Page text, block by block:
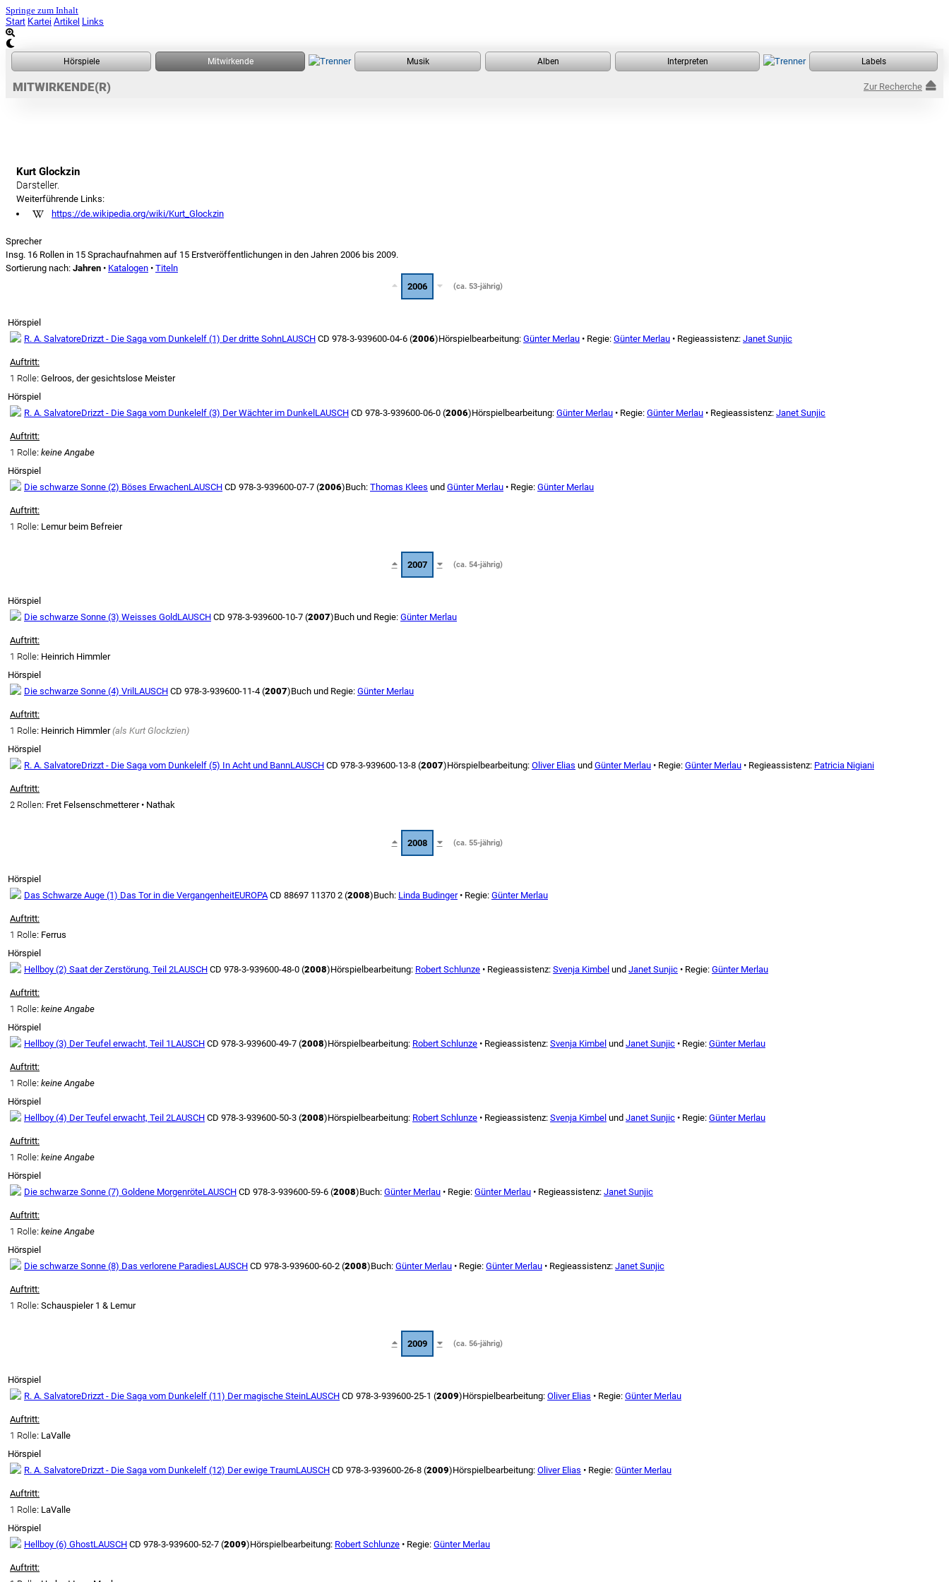
Springe zum Inhalt
Start Kartei Artikel Links
MITWIRKENDE(R) Zur Recherche
Kurt Glockzin
Darsteller.
Weiterführende Links:
https://de.wikipedia.org/wiki/Kurt_Glockzin
Sprecher
Insg. 16 Rollen in 15 Sprachaufnahmen auf 15 Erstveröffentlichungen in den Jahren 2006 bis 2009.
Sortierung nach: Jahren • Katalogen • Titeln
2006
(ca. 53-jährig)
Hörspiel
R. A. SalvatoreDrizzt - Die Saga vom Dunkelelf (1) Der dritte SohnLAUSCH CD 978-3-939600-04-6 (2006)Hörspielbearbeitung: Günter Merlau • Regie: Günter Merlau • Regieassistenz: Janet Sunjic
Auftritt:
1 Rolle: Gelroos, der gesichtslose Meister
Hörspiel
R. A. SalvatoreDrizzt - Die Saga vom Dunkelelf (3) Der Wächter im DunkelLAUSCH CD 978-3-939600-06-0 (2006)Hörspielbearbeitung: Günter Merlau • Regie: Günter Merlau • Regieassistenz: Janet Sunjic
Auftritt:
1 Rolle: keine Angabe
Hörspiel
Die schwarze Sonne (2) Böses ErwachenLAUSCH CD 978-3-939600-07-7 (2006)Buch: Thomas Klees und Günter Merlau • Regie: Günter Merlau
Auftritt:
1 Rolle: Lemur beim Befreier
2007 (ca. 54-jährig)
Hörspiel
Die schwarze Sonne (3) Weisses GoldLAUSCH CD 978-3-939600-10-7 (2007)Buch und Regie: Günter Merlau
Auftritt:
1 Rolle: Heinrich Himmler
Hörspiel
Die schwarze Sonne (4) VrilLAUSCH CD 978-3-939600-11-4 (2007)Buch und Regie: Günter Merlau
Auftritt:
1 Rolle: Heinrich Himmler(als Kurt Glockzien)
Hörspiel
R. A. SalvatoreDrizzt - Die Saga vom Dunkelelf (5) In Acht und BannLAUSCH CD 978-3-939600-13-8 (2007)Hörspielbearbeitung: Oliver Elias und Günter Merlau • Regie: Günter Merlau • Regieassistenz: Patricia Nigiani
Auftritt:
2 Rollen: Fret Felsenschmetterer • Nathak
2008 (ca. 55-jährig)
Hörspiel
Das Schwarze Auge (1) Das Tor in die VergangenheitEUROPA CD 88697 11370 2 (2008)Buch: Linda Budinger• Regie: Günter Merlau
Auftritt:
1 Rolle: Ferrus
Hörspiel
Hellboy (2) Saat der Zerstörung, Teil 2LAUSCH CD 978-3-939600-48-0 (2008)Hörspielbearbeitung: Robert Schlunze • Regieassistenz: Svenja Kimbel und Janet Sunjic • Regie: Günter Merlau
Auftritt:
1 Rolle: keine Angabe
Hörspiel
Hellboy (3) Der Teufel erwacht, Teil 1 LAUSCH CD 978-3-939600-49-7 (2008)Hörspielbearbeitung: Robert Schlunze • Regieassistenz: Svenja Kimbel und Janet Sunjic • Regie: Günter Merlau
Auftritt:
1 Rolle: keine Angabe
Hörspiel
Hellboy (4) Der Teufel erwacht, Teil 2LAUSCH CD 978-3-939600-50-3 (2008)Hörspielbearbeitung: Robert Schlunze • Regieassistenz: Svenja Kimbel und Janet Sunjic • Regie: Günter Merlau
Auftritt:
1 Rolle: keine Angabe
Hörspiel
Die schwarze Sonne (7) Goldene MorgenröteLAUSCH CD 978-3-939600-59-6 (2008)Buch: Günter Merlau • Regie: Günter Merlau • Regieassistenz: Janet Sunjic
Auftritt:
1 Rolle: keine Angabe
Hörspiel
Die schwarze Sonne (8) Das verlorene ParadiesLAUSCH CD 978-3-939600-60-2 (2008)Buch: Günter Merlau • Regie: Günter Merlau • Regieassistenz: Janet Sunjic
Auftritt:
1 Rolle: Schauspieler 1 & Lemur
2009 (ca. 56-jährig)
Hörspiel
R. A. SalvatoreDrizzt - Die Saga vom Dunkelelf (11) Der magische SteinLAUSCH CD 978-3-939600-25-1 (2009)Hörspielbearbeitung: Oliver Elias • Regie: Günter Merlau
Auftritt:
1 Rolle: LaValle
Hörspiel
R. A. SalvatoreDrizzt - Die Saga vom Dunkelelf (12) Der ewige TraumLAUSCH CD 978-3-939600-26-8 (2009)Hörspielbearbeitung: Oliver Elias • Regie: Günter Merlau
Auftritt:
1 Rolle: LaValle
Hörspiel
Hellboy (6) GhostLAUSCH CD 978-3-939600-52-7 (2009)Hörspielbearbeitung: Robert Schlunze • Regie: Günter Merlau
Auftritt: